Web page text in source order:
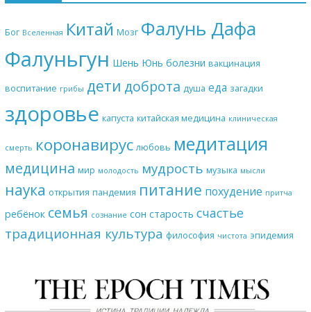
Бог Вселенная Китай Мозг Фалунь Дафа
Фалуньгун Шень Юнь болезни вакцинация
воспитание грибы дети доброта душа еда загадки
здоровье капуста китайская медицина клиническая
смерть коронавирус любовь медитация
медицина мир молодость мудрость музыка мысли
наука открытия пандемия питание похудение притча
ребёнок семья сознание сон старость счастье
традиционная культура философия чистота эпидемия